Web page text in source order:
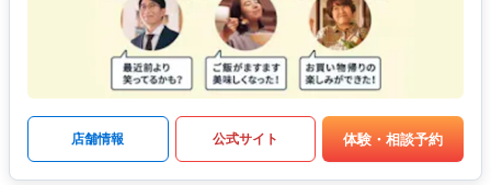
店舗情報 公式サイト 体験・相談予約